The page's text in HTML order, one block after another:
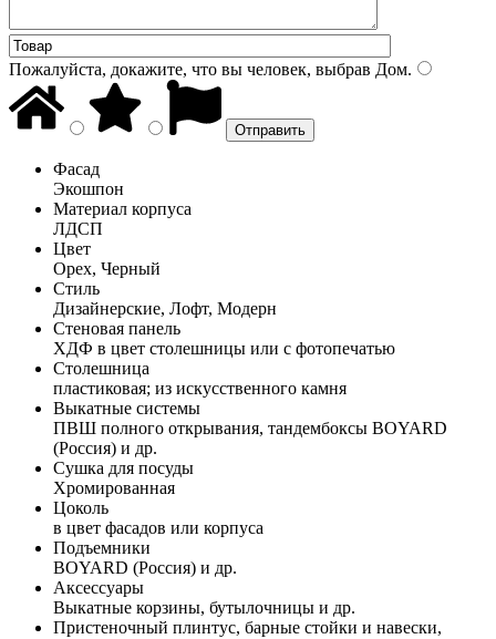
Пожалуйста, докажите, что вы человек, выбрав Дом.
Фасад
Экошпон
Материал корпуса
ЛДСП
Цвет
Орех, Черный
Стиль
Дизайнерские, Лофт, Модерн
Стеновая панель
ХДФ в цвет столешницы или с фотопечатью
Столешница
пластиковая; из искусственного камня
Выкатные системы
ПВШ полного открывания, тандембоксы BOYARD
(Россия) и др.
Сушка для посуды
Хромированная
Цоколь
в цвет фасадов или корпуса
Подъемники
BOYARD (Россия) и др.
Аксессуары
Выкатные корзины, бутылочницы и др.
Пристеночный плинтус, барные стойки и навески,